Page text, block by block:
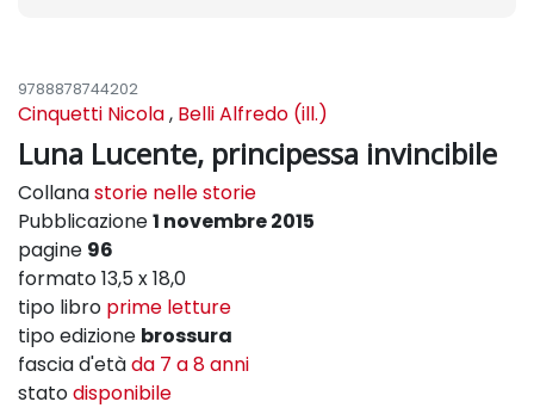
9788878744202
Cinquetti Nicola, Belli Alfredo (ill.)
Luna Lucente, principessa invincibile
Collanastorie nelle storie
Pubblicazione1 novembre 2015
pagine 96
formato 13,5 x 18,0
tipo libro prime letture
tipo edizione brossura
fascia d'etàda 7 a 8 anni
statodisponibile